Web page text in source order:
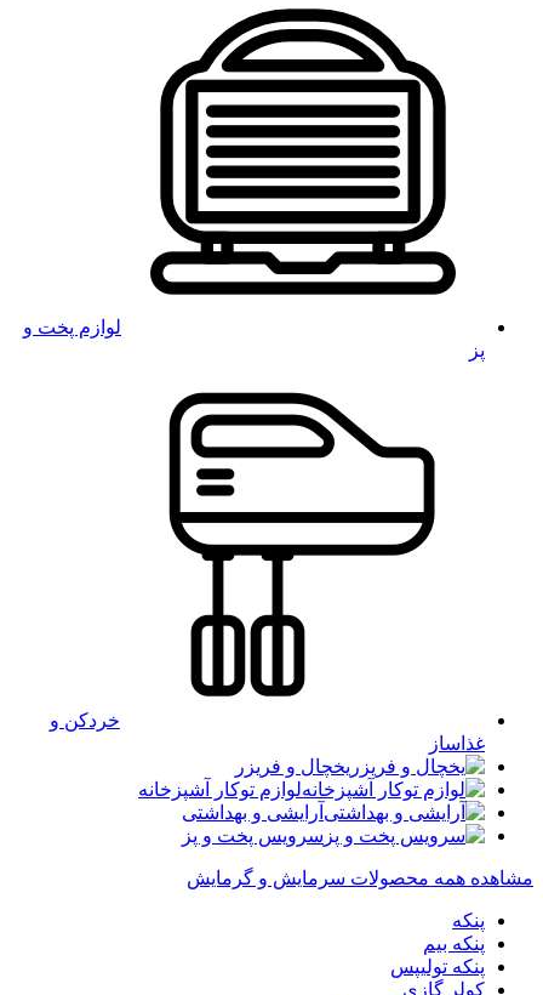
لوازم پخت و
پز
خردکن و
غذاساز
یخچال و فریزر
لوازم توکار آشپزخانه
آرایشی و بهداشتی
سرویس پخت و پز
مشاهده همه محصولات سرمایش و گرمایش
پنکه
پنکه بیم
پنکه تولیپس
کولر گازی